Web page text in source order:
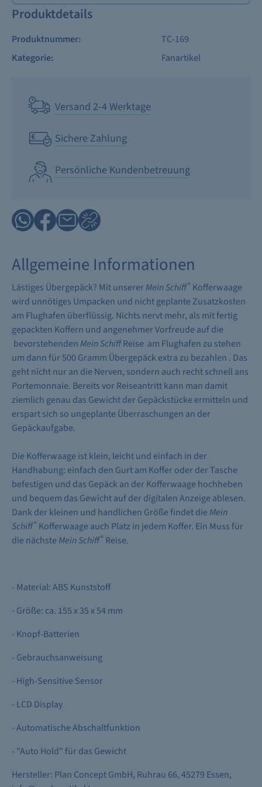
Produktdetails
Produktnummer:
TC-169
Kategorie:
Fanartikel
Versand 2-4 Werktage
Sichere Zahlung
Persönliche Kundenbetreuung
Allgemeine Informationen
Lästiges Übergepäck? Mit unsererMein Schiff® Kofferwaage
wird unnötiges Umpacken und nicht geplante Zusatzkosten
am Flughafen überflüssig. Nichts nervt mehr, als mit fertig
gepackten Koffern und angenehmer Vorfreude auf die
bevorstehenden Mein SchiffReise am Flughafen zu stehen
um dann für 500 Gramm Übergepäck extra zu bezahlen . Das
geht nicht nur an die Nerven, sondern auch recht schnell ans
Portemonnaie. Bereits vor Reiseantritt kann man damit
ziemlich genau das Gewicht der Gepäckstücke ermitteln und
erspart sich so ungeplante Überraschungen an der
Gepäckaufgabe.
Die Kofferwaage ist klein, leicht und einfach in der
Handhabung: einfach den Gurt am Koffer oder der Tasche
befestigen und das Gepäck an der Kofferwaage hochheben
und bequem das Gewicht auf der digitalen Anzeige ablesen.
Dank der kleinen und handlichen Größe findet die Mein
Schiff® Kofferwaage auch Platz in jedem Koffer. Ein Muss für
die nächste Mein Schiff® Reise.
- Material: ABS Kunststoff
- Größe: ca. 155 x 35 x 54 mm
- Knopf-Batterien
- Gebrauchsanweisung
- High-Sensitive Sensor
- LCD Display
- Automatische Abschaltfunktion
- "Auto Hold" für das Gewicht
Hersteller: Plan Concept GmbH, Ruhrau 66, 45279 Essen,